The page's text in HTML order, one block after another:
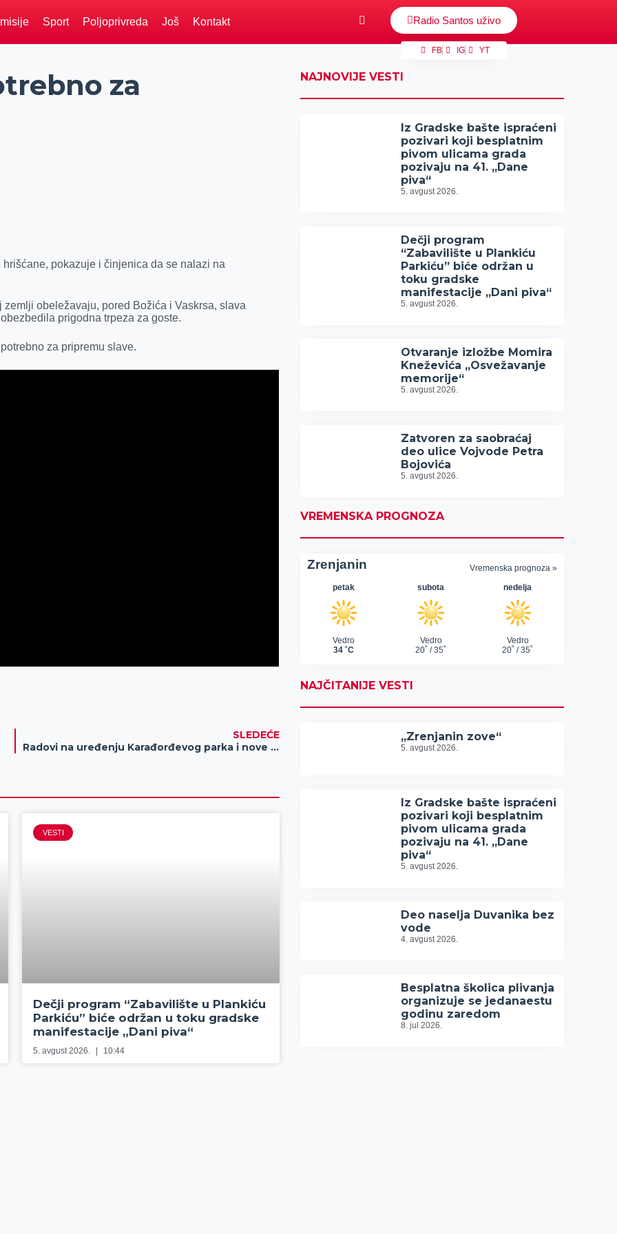
Sport Poljoprivreda Još Kontakt Radio Santos uživo
FB IG YT
za
pokazuje i činjenica da se nalazi na
obeležavaju, pored Božića i Vaskrsa, slava
prigodna trpeza za goste.
za pripremu slave.
SLEDEĆE
Radovi na uređenju Karađorđevog parka i nove trim staze
VESTI
Dečji program “Zabavilište u Plankiću
Parkiću” biće održan u toku gradske
manifestacije „Dani piva“
5. avgust 2026. 10:44
NAJNOVIJE VESTI
Iz Gradske bašte ispraćeni
pozivari koji besplatnim
pivom ulicama grada
pozivaju na 41. „Dane
piva“
5. avgust 2026.
Dečji program
“Zabavilište u Plankiću
Parkiću” biće održan u
toku gradske
manifestacije „Dani piva“
5. avgust 2026.
Otvaranje izložbe Momira
Kneževića „Osvežavanje
memorije“
5. avgust 2026.
Zatvoren za saobraćaj
deo ulice Vojvode Petra
Bojovića
5. avgust 2026.
VREMENSKA PROGNOZA
NAJČITANIJE VESTI
„Zrenjanin zove“
5. avgust 2026.
Iz Gradske bašte ispraćeni
pozivari koji besplatnim
pivom ulicama grada
pozivaju na 41. „Dane
piva“
5. avgust 2026.
Deo naselja Duvanika bez
vode
4. avgust 2026.
Besplatna školica plivanja
organizuje se jedanaestu
godinu zaredom
8. jul 2026.